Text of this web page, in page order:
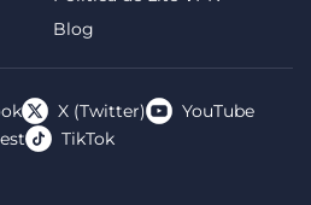
Blog
X (Twitter)
YouTube
TikTok